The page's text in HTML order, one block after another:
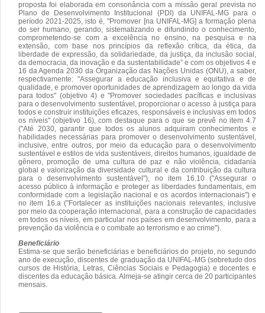
proposta foi elaborada em consonância com a missão geral prevista no
Plano de Desenvolvimento Institucional (PDI) da UNIFAL-MG para o
período 2021-2025, isto é, "Promover [na UNIFAL-MG] a formação plena
do ser humano, gerando, sistematizando e difundindo o conhecimento,
comprometendo-se com a excelência no ensino, na pesquisa e na
extensão, com base nos princípios da reflexão crítica, da ética, da
liberdade de expressão, da solidariedade, da justiça, da inclusão social,
da democracia, da inovação e da sustentabilidade” e com os objetivos 4 e
16 da Agenda 2030 da Organização das Nações Unidas (ONU), a saber,
respectivamente: "Assegurar a educação inclusiva e equitativa e de
qualidade, e promover oportunidades de aprendizagem ao longo da vida
para todos" (objetivo 4) e "Promover sociedades pacíficas e inclusivas
para o desenvolvimento sustentável, proporcionar o acesso à justiça para
todos e construir instituições eficazes, responsáveis e inclusivas em todos
os níveis" (objetivo 16), com destaque para o que se prevê no item 4.7
("Até 2030, garantir que todos os alunos adquiram conhecimentos e
habilidades necessárias para promover o desenvolvimento sustentável,
inclusive, entre outros, por meio da educação para o desenvolvimento
sustentável e estilos de vida sustentáveis, direitos humanos, igualdade de
gênero, promoção de uma cultura de paz e não violência, cidadania
global e valorização da diversidade cultural e da contribuição da cultura
para o desenvolvimento sustentável"), no item 16.10 ("Assegurar o
acesso público à informação e proteger as liberdades fundamentais, em
conformidade com a legislação nacional e os acordos internacionais") e
no item 16.a ("Fortalecer as instituições nacionais relevantes, inclusive
por meio da cooperação internacional, para a construção de capacidades
em todos os níveis, em particular nos países em desenvolvimento, para a
prevenção da violência e o combate ao terrorismo e ao crime").
Beneficiário
Estima-se que serão beneficiárias e beneficiários do projeto, no segundo
ano de execução, discentes de graduação da UNIFAL-MG (sobretudo dos
cursos de História, Letras, Ciências Sociais e Pedagogia) e docentes e
discentes da educação básica. Almeja-se atingir cerca de 20 participantes
mensais.